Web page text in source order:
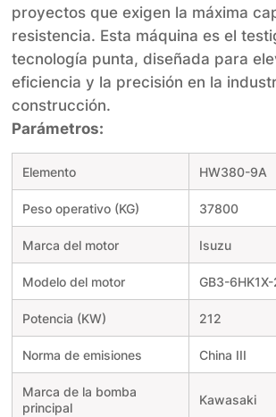
proyectos que exigen la máxima
resistencia. Esta máquina es el
tecnología punta, diseñada para
eficiencia y la precisión en la
construcción.
Parámetros:
Elemento HW380-9A
Peso operativo (KG) 37800
Marca del motor Isuzu
Modelo del motor GB3-
Potencia (KW) 212
Norma de emisiones China III
Marca de la bomba
principal
Kawasaki